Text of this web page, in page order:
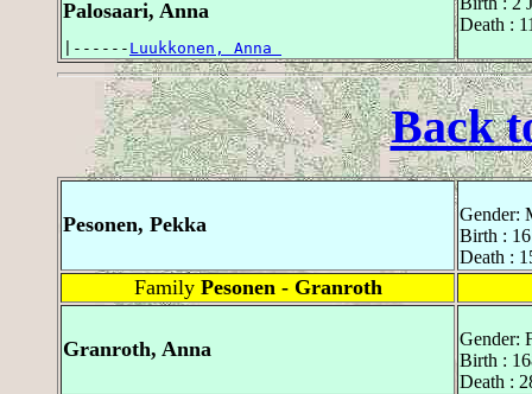
Palosaari, Anna
|------ Luukkonen, Anna
Death :
Back
Pesonen, Pekka
Gender:
Birth :
Death :
Family Pesonen - Granroth
Granroth, Anna
Gender:
Birth :
Death :